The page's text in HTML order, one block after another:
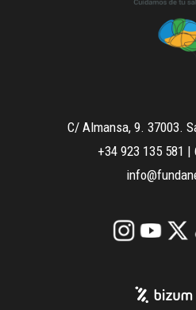
C/ Almansa, 9. 37003.
+34 923 135 581 |